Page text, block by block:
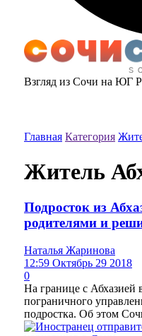
Взгляд из Сочи на
Главная Категория
Житель
Подросток из
родителями и
Наталья Жаринова
12:59 Октябрь 29 2018
0
На границе с Абхазией
пограничного
подростка. Об этом